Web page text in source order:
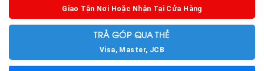
Giao Tận Nơi Hoặc Nhận Tại Cửa Hàng
TRẢ GÓP QUA THẺ
Visa, Master, JCB